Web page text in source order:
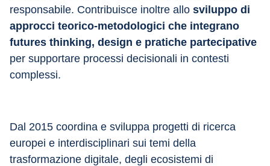
responsabile. Contribuisce inoltre allo sviluppo di
approcci teorico-metodologici che integrano
futures thinking, design e pratiche partecipative
per supportare processi decisionali in contesti
complessi.
Dal 2015 coordina e sviluppa progetti di ricerca
europei e interdisciplinari sui temi della
trasformazione digitale, degli ecosistemi di